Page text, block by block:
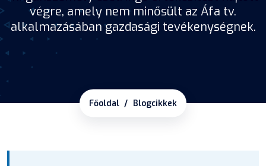
végre, amely nem minősült az Áfa tv.
alkalmazásában gazdasági tevékenységnek.
Főoldal Blogcikkek